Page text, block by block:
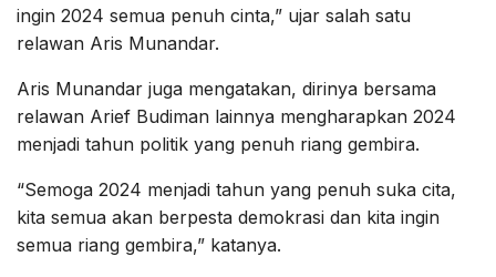
ingin 2024 semua penuh cinta,” ujar salah satu
relawan Aris Munandar.
Aris Munandar juga mengatakan, dirinya bersama
relawan Arief Budiman lainnya mengharapkan 2024
menjadi tahun politik yang penuh riang gembira.
“Semoga 2024 menjadi tahun yang penuh suka cita,
kita semua akan berpesta demokrasi dan kita ingin
semua riang gembira,” katanya.